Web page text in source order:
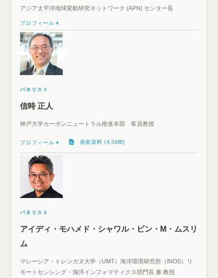
アジア太平洋地球変動研究ネットワーク (APN) センター長
プロフィール ▾
パネリスト
信時 正人
神戸大学カーボンニュートラル推進本部 客員教授
プロフィール ▾ 発表資料 (4.5MB)
パネリスト
アイディ・モハメド・シャワル・ビン・M・ムスリ
ム
マレーシア・トレンガヌ大学（UMT）海洋環境研究所（INOS）リ
モートセンシング・海洋インフォマティクス部門長 兼 教授